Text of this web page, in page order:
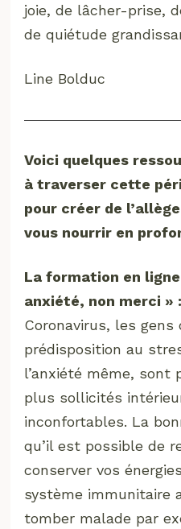
joie, de lâcher-prise,
de quiétude
Line Bolduc
Voici quelques
à traverser cette
pour créer de
vous nourrir en
La formation en
anxiété, non merci » :
Coronavirus, les gens
prédisposition au
l’anxiété même, sont
plus sollicités
inconfortables. La
qu’il est possible de
conserver vos
système immunitaire
tomber malade par